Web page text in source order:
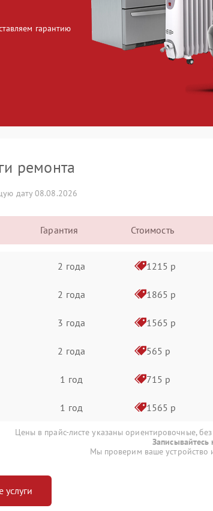
гарантию
ремонта
дату 08.08.2026
Гарантия Стоимость
2 года 1215 р
2 года 1865 р
3 года 1565 р
2 года 565 р
1 год 715 р
1 год 1565 р
Цены в прайс-листе указаны ориентировочные, без
Записывайтесь
Мы проверим ваше устройство
услуги